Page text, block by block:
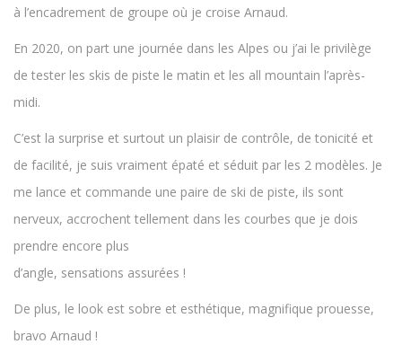
à l’encadrement de groupe où je croise Arnaud.
En 2020, on part une journée dans les Alpes ou j’ai le privilège
de tester les skis de piste le matin et les all mountain l’après-
midi.
C’est la surprise et surtout un plaisir de contrôle, de tonicité et
de facilité, je suis vraiment épaté et séduit par les 2 modèles. Je
me lance et commande une paire de ski de piste, ils sont
nerveux, accrochent tellement dans les courbes que je dois
prendre encore plus
d’angle, sensations assurées !
De plus, le look est sobre et esthétique, magnifique prouesse,
bravo Arnaud !